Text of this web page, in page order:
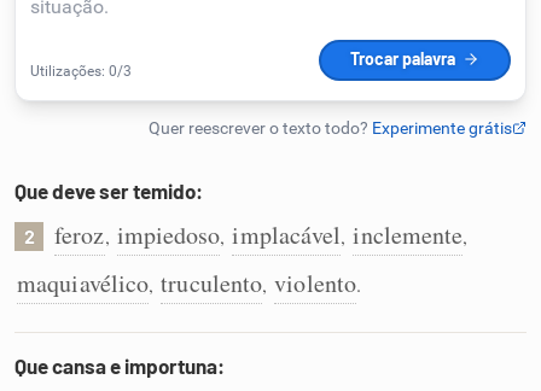
Conexões
Dicionário
Sinônimos
Que deve ser temido:
2 feroz, impiedoso, implacável, inclemente,
maquiavélico, truculento, violento.
Que cansa e importuna: